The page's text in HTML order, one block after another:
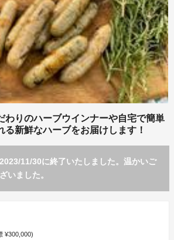
わりのハーブウインナーや自宅で簡単
る新鮮なハーブをお届けします！
11/30に終了いたしました。温かいご
いました。
¥300,000)